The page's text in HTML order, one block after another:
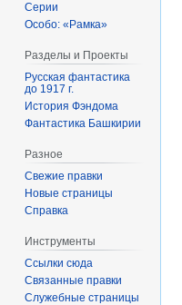
Серии
Особо: «Рамка»
Разделы и Проекты
Русская фантастика
до 1917 г.
История Фэндома
Фантастика Башкирии
Разное
Свежие правки
Новые страницы
Справка
Инструменты
Ссылки сюда
Связанные правки
Служебные страницы